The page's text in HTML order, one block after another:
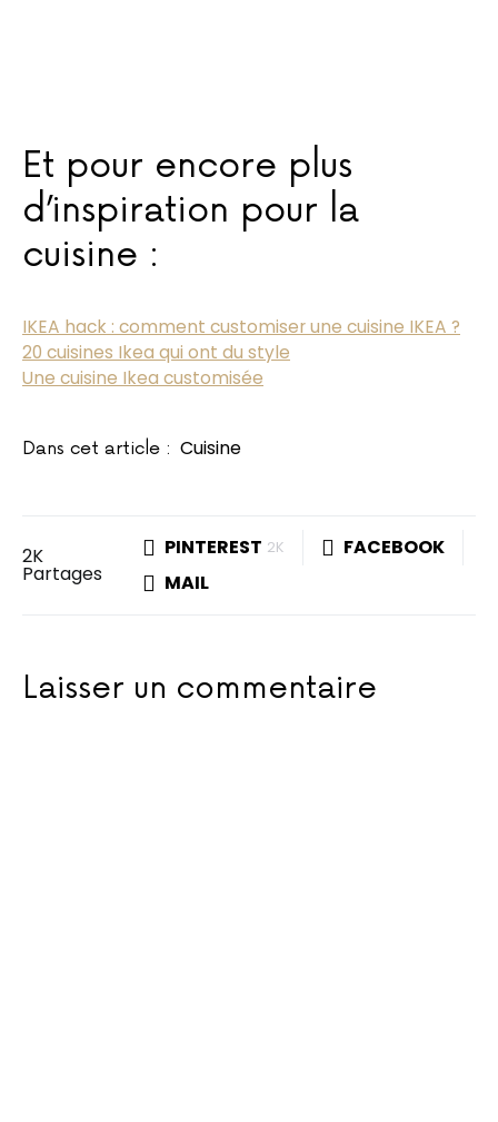
Et pour encore plus
d’inspiration pour la
cuisine :
IKEA hack : comment customiser une cuisine IKEA ?
20 cuisines Ikea qui ont du style
Une cuisine Ikea customisée
Dans cet article : Cuisine
2K
Partages
PINTEREST 2K
FACEBOOK
MAIL
Laisser un commentaire